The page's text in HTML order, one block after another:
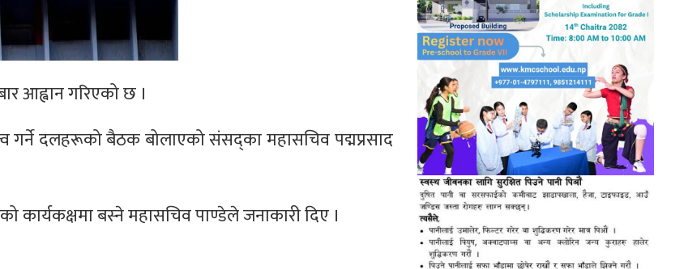
आह्वान गरिएको छ ।
गर्ने दलहरूको बैठक बोलाएको संसद्का महासचिव पद्मप्रसाद
बस्ने महासचिव पाण्डेले जनाकारी दिए ।